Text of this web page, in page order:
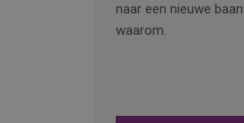
naar een nieuwe
waarom.